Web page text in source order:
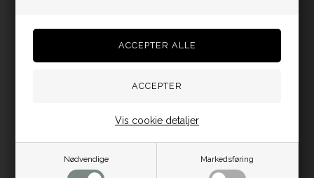
Nødvendige Markedsføring
Vis cookie detaljer